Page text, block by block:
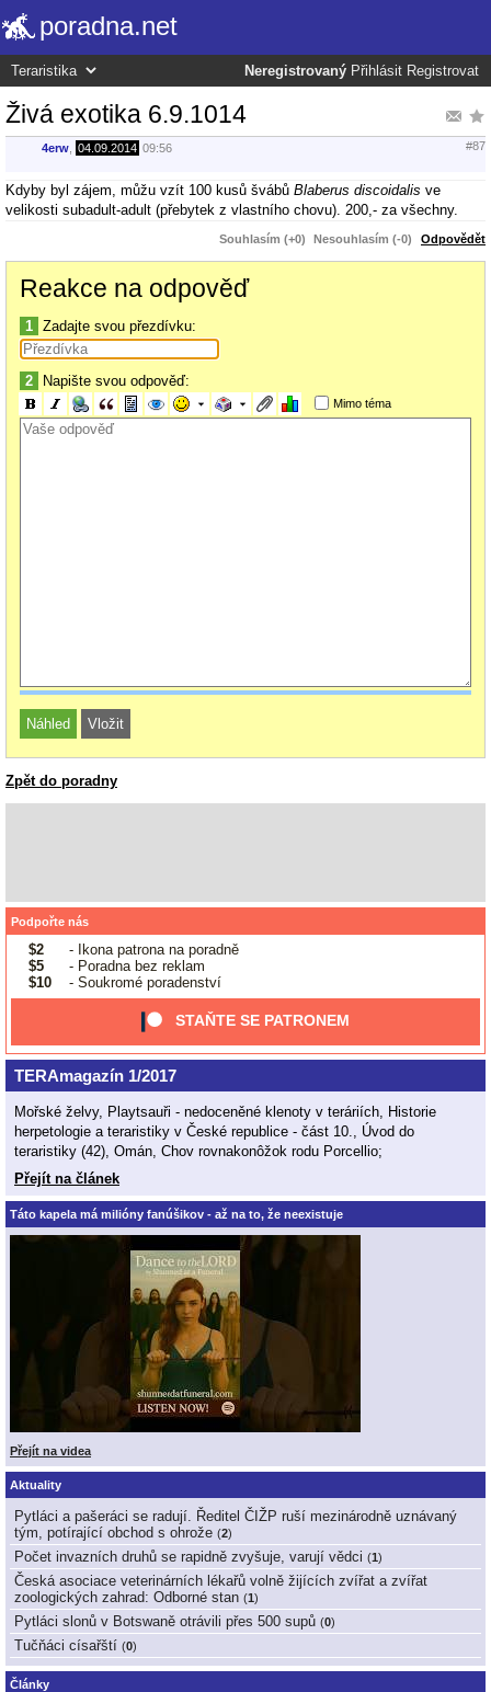
poradna.net
Neregistrovaný Přihlásit Registrovat
Živá exotika 6.9.1014
4erw 04.09.2014 09:56 #87
Kdyby byl zájem, můžu vzít 100 kusů švábů Blaberus discoidalis ve
velikosti subadult-adult (přebytek z vlastního chovu). 200,- za všechny.
Souhlasím (+0) Nesouhlasím (-0) Odpovědět
Reakce na odpověď
1 Zadajte svou přezdívku:
2 Napište svou odpověď:
Mimo téma
Zpět do poradny
Podpořte nás
$2
- Ikona patrona na poradně
$5
- Poradna bez reklam
$10
- Soukromé poradenství
STAŇTE SE PATRONEM
TERAmagazín 1/2017
Mořské želvy, Playtsauři - nedoceněné klenoty v teráriích, Historie
herpetologie a teraristiky v České republice - část 10., Úvod do
teraristiky (42), Omán, Chov rovnakonôžok rodu Porcellio;
Přejít na článek
Táto kapela má milióny fanúšikov - až na to, že neexistuje
Přejít na videa
Aktuality
Pytláci a pašeráci se radují. Ředitel ČIŽP ruší mezinárodně uznávaný
tým, potírající obchod s ohrože (2)
Počet invazních druhů se rapidně zvyšuje, varují vědci (1 )
Česká asociace veterinárních lékařů volně žijících zvířat a zvířat
zoologických zahrad: Odborné stan (1 )
Pytláci slonů v Botswaně otrávili přes 500 supů (0)
Tučňáci císařští (0)
Články